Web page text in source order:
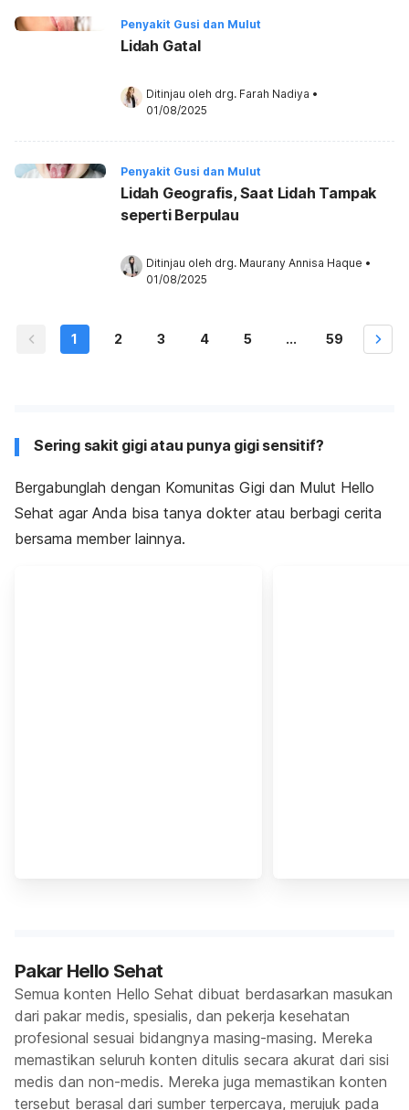
Penyakit Gusi dan Mulut
Lidah Gatal
Ditinjau oleh drg. Farah Nadiya •
01/08/2025
Penyakit Gusi dan Mulut
Lidah Geografis, Saat Lidah Tampak
seperti Berpulau
Ditinjau oleh drg. Maurany Annisa Haque •
01/08/2025
1 2 3 4 5 ... 59
Sering sakit gigi atau punya gigi sensitif?
Bergabunglah dengan Komunitas Gigi dan Mulut Hello
Sehat agar Anda bisa tanya dokter atau berbagi cerita
bersama member lainnya.
Pakar Hello Sehat
Semua konten Hello Sehat dibuat berdasarkan masukan
dari pakar medis, spesialis, dan pekerja kesehatan
profesional sesuai bidangnya masing-masing. Mereka
memastikan seluruh konten ditulis secara akurat dari sisi
medis dan non-medis. Mereka juga memastikan konten
tersebut berasal dari sumber terpercaya, merujuk pada